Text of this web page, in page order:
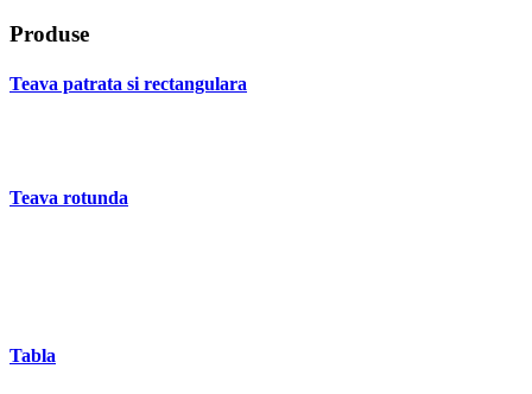
Produse
Teava patrata si rectangulara
Teava rotunda
Tabla